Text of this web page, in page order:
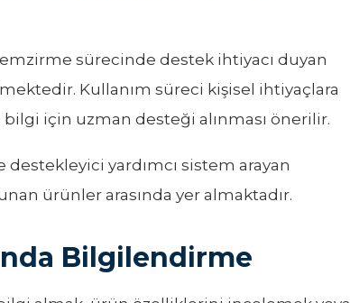
sürecinde destek ihtiyacı duyan
Kullanım süreci kişisel ihtiyaçlara
için uzman desteği alınması önerilir.
yardımcı sistem arayan
ürünler arasında yer almaktadır.
Bilgilendirme